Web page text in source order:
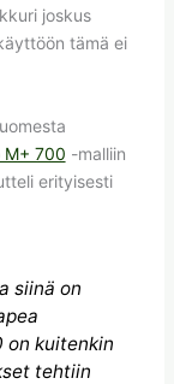
joskus
tämä ei
M+ 700 -malliin
erityisesti
siinä on
on kuitenkin
tehtiin